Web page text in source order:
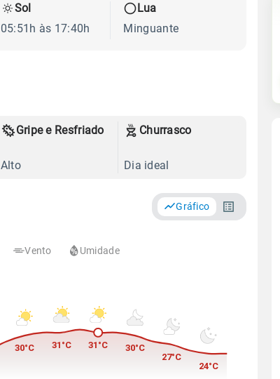
Sol
05:51h às 17:40h
Lua
Minguante
Gripe e Resfriado
Alto
Churrasco
Dia ideal
Gráfico
Vento Umidade